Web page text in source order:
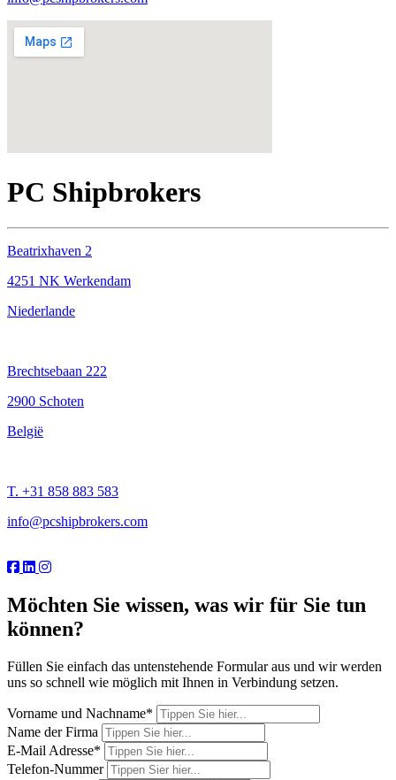
PC Shipbrokers
Beatrixhaven 2
4251 NK Werkendam
Niederlande
Brechtsebaan 222
2900 Schoten
België
T. +31 858 883 583
info@pcshipbrokers.com
Möchten Sie wissen, was wir für Sie tun
können?
Füllen Sie einfach das untenstehende Formular aus und wir werden
uns so schnell wie möglich mit Ihnen in Verbindung setzen.
Vorname und Nachname*
Name der Firma
E-Mail Adresse*
Telefon-Nummer